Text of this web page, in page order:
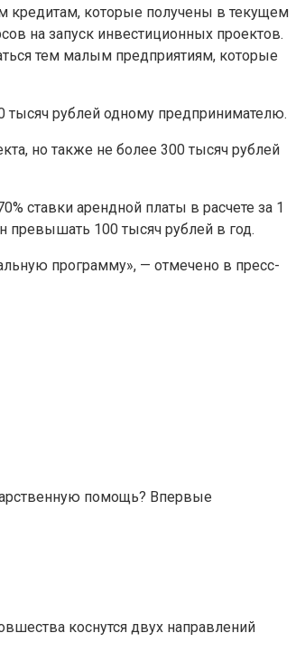
кредитам, которые получены в текущем
на запуск инвестиционных проектов.
тем малым предприятиям, которые
тысяч рублей одному предпринимателю.
но также не более 300 тысяч рублей
ставки арендной платы в расчете за 1
100 тысяч рублей в год.
программу», — отмечено в пресс-
помощь? Впервые
коснутся двух направлений